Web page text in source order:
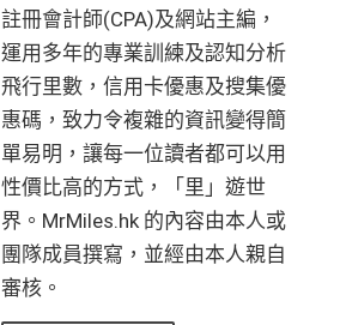
註冊會計師(CPA)及網站主編，
運用多年的專業訓練及認知分析
飛行里數，信用卡優惠及搜集優
惠碼，致力令複雜的資訊變得簡
單易明，讓每一位讀者都可以用
性價比高的方式，「里」遊世
界。MrMiles.hk 的內容由本人或
團隊成員撰寫，並經由本人親自
審核。